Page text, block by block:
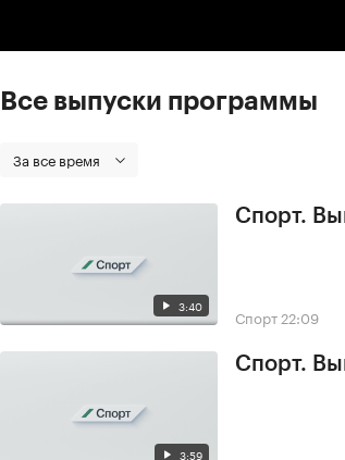
Все выпуски программы
За все время
3:40
Спорт.
Спорт 22:09
3:59
Спорт.